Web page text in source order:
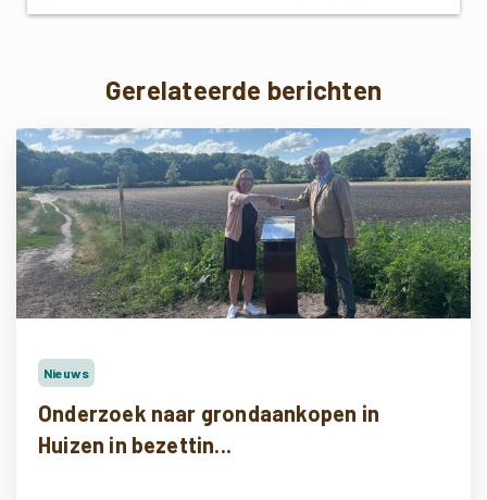
Gerelateerde berichten
Nieuws
Onderzoek naar grondaankopen in
Huizen in bezettin...